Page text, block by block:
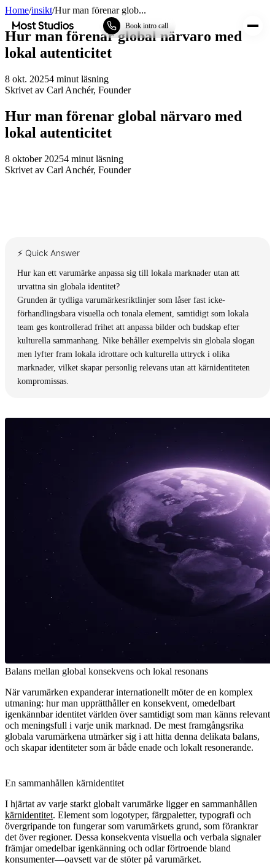
Most Studios Book intro call
Home/insikt/Hur man förenar glob...
Hur man förenar global närvaro med
lokal autenticitet
8 okt. 20254 minut läsning
Skrivet av Carl Anchér, Founder
Hur man förenar global närvaro med
lokal autenticitet
8 oktober 20254 minut läsning
Skrivet av Carl Anchér, Founder
⚡ Quick Answer
Hur kan ett varumärke anpassa sig till lokala marknader utan att
urvattna sin globala identitet?
Grunden är tydliga varumärkesriktlinjer som låser fast icke-
förhandlingsbara visuella och tonala element, samtidigt som lokala
team ges kontrollerad frihet att anpassa bilder och budskap efter
kulturella sammanhang. Nike behåller exempelvis sin globala slogan
men lyfter fram lokala idrottare och kulturella uttryck i olika
marknader, vilket skapar personlig relevans utan att kärnidentiteten
kompromissas.
Balans mellan global konsekvens och lokal resonans
När varumärken expanderar internationellt möter de en komplex
utmaning: hur man upprätthåller en konsekvent, omedelbart
igenkännbar identitet världen över samtidigt som man känns relevant
och meningsfull i varje unik marknad. De mest framgångsrika
globala varumärkena utmärker sig i att hitta denna delikata balans,
och skapar identiteter som är både enade och lokalt resonerande.
En sammanhållen kärnidentitet
I hjärtat av varje starkt globalt varumärke ligger en sammanhållen
kärnidentitet. Element som logotyper, färgpaletter, typografi och
övergripande ton fungerar som varumärkets grund, som förankrar
det över regioner. Dessa konsekventa visuella och verbala signaler
främjar omedelbar igenkänning och odlar förtroende bland
konsumenter—oavsett var de stöter på varumärket.